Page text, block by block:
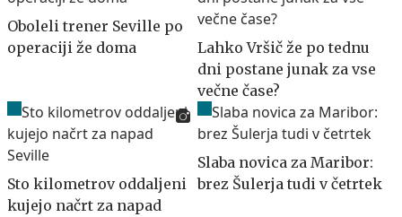
Oboleli trener Seville po
operaciji že doma
Lahko Vršič že po tednu
dni postane junak za vse
večne čase?
Sto kilometrov oddaljeni
kujejo načrt za napad
Slaba novica za Maribor:
brez Šulerja tudi v četrtek